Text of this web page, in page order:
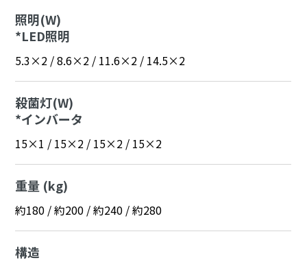
照明(W)
*LED照明
5.3×2 / 8.6×2 / 11.6×2 / 14.5×2
殺菌灯(W)
*インバータ
15×1 / 15×2 / 15×2 / 15×2
重量 (kg)
約180 / 約200 / 約240 / 約280
構造